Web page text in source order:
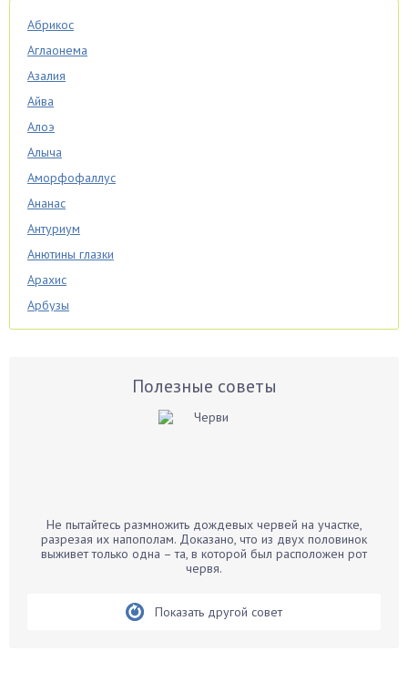
Абрикос
Аглаонема
Азалия
Айва
Алоэ
Алыча
Аморфофаллус
Ананас
Антуриум
Анютины глазки
Арахис
Арбузы
Аспарагус
Бархатцы
Бегония
Полезные советы
Не пытайтесь размножить дождевых червей на участке,
разрезая их напополам. Доказано, что из двух половинок
выживет только одна – та, в которой был расположен рот
червя.
Показать другой совет